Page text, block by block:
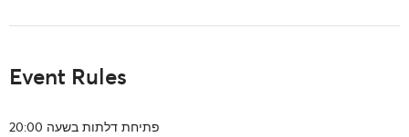
Event Rules
פתיחת דלתות בשעה 20:00